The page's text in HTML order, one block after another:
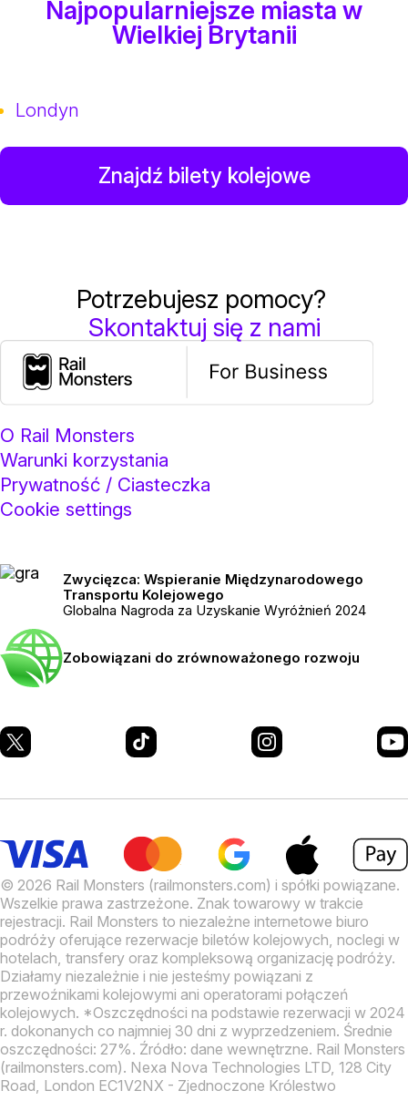
Najpopularniejsze miasta w
Wielkiej Brytanii
Londyn
Znajdź bilety kolejowe
Potrzebujesz pomocy?
Skontaktuj się z nami
O Rail Monsters
Warunki korzystania
Prywatność / Ciasteczka
Cookie settings
Zwycięzca: Wspieranie Międzynarodowego
Transportu Kolejowego
Globalna Nagroda za Uzyskanie Wyróżnień 2024
Zobowiązani do zrównoważonego rozwoju
© 2026 Rail Monsters (railmonsters.com) i spółki powiązane.
Wszelkie prawa zastrzeżone. Znak towarowy w trakcie
rejestracji. Rail Monsters to niezależne internetowe biuro
podróży oferujące rezerwacje biletów kolejowych, noclegi w
hotelach, transfery oraz kompleksową organizację podróży.
Działamy niezależnie i nie jesteśmy powiązani z
przewoźnikami kolejowymi ani operatorami połączeń
kolejowych. *Oszczędności na podstawie rezerwacji w 2024
r. dokonanych co najmniej 30 dni z wyprzedzeniem. Średnie
oszczędności: 27%. Źródło: dane wewnętrzne. Rail Monsters
(railmonsters.com). Nexa Nova Technologies LTD, 128 City
Road, London EC1V2NX - Zjednoczone Królestwo